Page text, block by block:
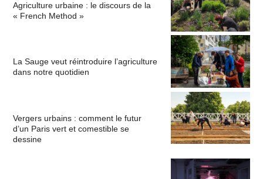
Agriculture urbaine : le discours de la
« French Method »
La Sauge veut réintroduire l’agriculture
dans notre quotidien
Vergers urbains : comment le futur
d’un Paris vert et comestible se
dessine